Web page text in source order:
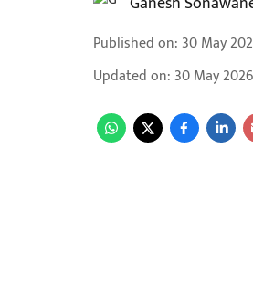
Published on: 30 May
Updated on: 30 May